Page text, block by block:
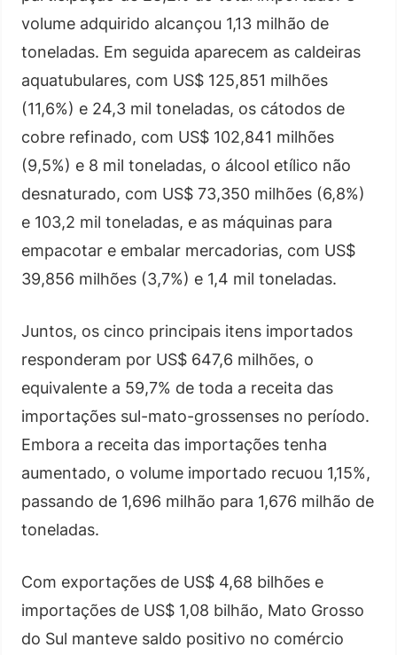
volume adquirido alcançou 1,13 milhão de
toneladas. Em seguida aparecem as caldeiras
aquatubulares, com US$ 125,851 milhões
(11,6%) e 24,3 mil toneladas, os cátodos de
cobre refinado, com US$ 102,841 milhões
(9,5%) e 8 mil toneladas, o álcool etílico não
desnaturado, com US$ 73,350 milhões (6,8%)
e 103,2 mil toneladas, e as máquinas para
empacotar e embalar mercadorias, com US$
39,856 milhões (3,7%) e 1,4 mil toneladas.
Juntos, os cinco principais itens importados
responderam por US$ 647,6 milhões, o
equivalente a 59,7% de toda a receita das
importações sul-mato-grossenses no período.
Embora a receita das importações tenha
aumentado, o volume importado recuou 1,15%,
passando de 1,696 milhão para 1,676 milhão de
toneladas.
Com exportações de US$ 4,68 bilhões e
importações de US$ 1,08 bilhão, Mato Grosso
do Sul manteve saldo positivo no comércio